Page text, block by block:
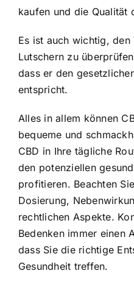
kaufen und die Qualität
Es ist auch wichtig,
Lutschern zu
dass er den
entspricht.
Alles in allem können
bequeme und
CBD in Ihre tägliche
den potenziellen
profitieren. Beachten
Dosierung,
rechtlichen Aspekte.
Bedenken immer einen
dass Sie die richtige
Gesundheit treffen.